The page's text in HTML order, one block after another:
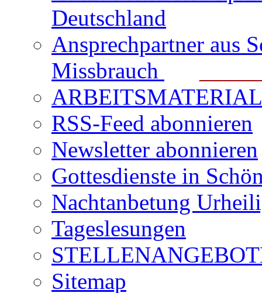
Deutschland
Ansprechpartner aus
Missbrauch
ARBEITSMATERIAL
RSS-Feed abonnieren
Newsletter abonnieren
Gottesdienste in
Nachtanbetung
Tageslesungen
Sitemap